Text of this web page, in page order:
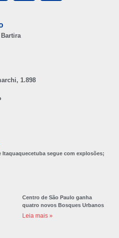
Bartira
1.898
segue com explosões;
Centro de São Paulo ganha
quatro novos Bosques Urbanos
Leia mais »